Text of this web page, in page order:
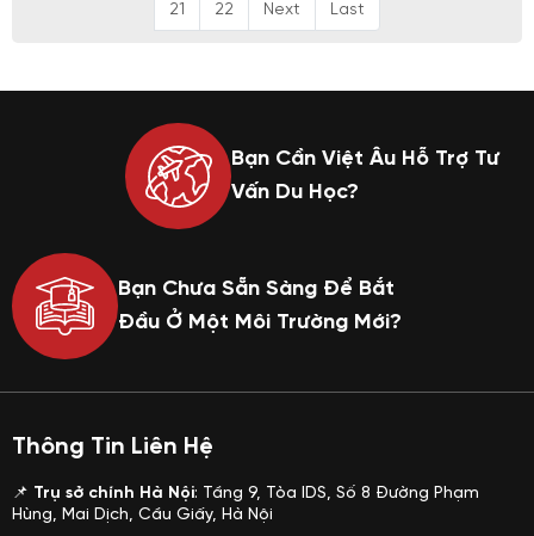
21 22 Next Last
Bạn Cần Việt Âu Hỗ Trợ Tư
Vấn Du Học?
Bạn Chưa Sẵn Sàng Để Bắt
Đầu Ở Một Môi Trường Mới?
Thông Tin Liên Hệ
📌 Trụ sở chính Hà Nội: Tầng 9, Tòa IDS, Số 8 Đường Phạm
Hùng, Mai Dịch, Cầu Giấy, Hà Nội